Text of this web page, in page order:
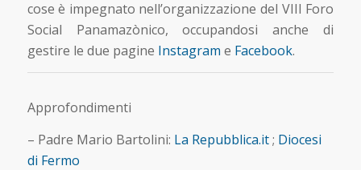
cose è impegnato nell’organizzazione del VIII Foro
Social Panamazònico, occupandosi anche di
gestire le due pagine Instagram e Facebook.
Approfondimenti
– Padre Mario Bartolini: La Repubblica.it; Diocesi
di Fermo